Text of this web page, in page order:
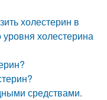
холестерин в
холестерина
средствами.